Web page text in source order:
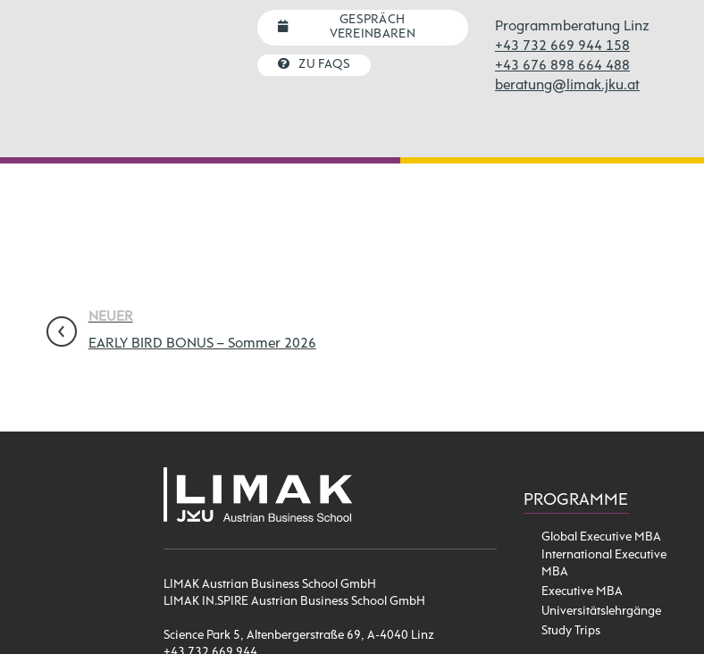
GESPRÄCH
VEREINBAREN
ZU FAQS
Programmberatung Linz
+43 732 669 944 158
+43 676 898 664 488
beratung@limak.jku.at
NEUER
EARLY BIRD BONUS – Sommer 2026
LIMAK Austrian Business School GmbH
LIMAK IN.SPIRE Austrian Business School GmbH
Science Park 5, Altenbergerstraße 69, A-4040 Linz
PROGRAMME
Global Executive MBA
International Executive
MBA
Executive MBA
Universitätslehrgänge
Study Trips